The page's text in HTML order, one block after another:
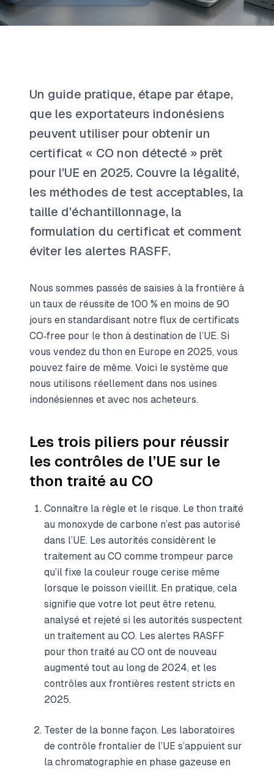
Un guide pratique, étape par étape,
que les exportateurs indonésiens
peuvent utiliser pour obtenir un
certificat « CO non détecté » prêt
pour l’UE en 2025. Couvre la légalité,
les méthodes de test acceptables, la
taille d’échantillonnage, la
formulation du certificat et comment
éviter les alertes RASFF.
Nous sommes passés de saisies à la frontière à
un taux de réussite de 100 % en moins de 90
jours en standardisant notre flux de certificats
CO‑free pour le thon à destination de l’UE. Si
vous vendez du thon en Europe en 2025, vous
pouvez faire de même. Voici le système que
nous utilisons réellement dans nos usines
indonésiennes et avec nos acheteurs.
Les trois piliers pour réussir
les contrôles de l’UE sur le
thon traité au CO
Connaître la règle et le risque. Le thon traité
au monoxyde de carbone n’est pas autorisé
dans l’UE. Les autorités considèrent le
traitement au CO comme trompeur parce
qu’il fixe la couleur rouge cerise même
lorsque le poisson vieillit. En pratique, cela
signifie que votre lot peut être retenu,
analysé et rejeté si les autorités suspectent
un traitement au CO. Les alertes RASFF
pour thon traité au CO ont de nouveau
augmenté tout au long de 2024, et les
contrôles aux frontières restent stricts en
2025.
Tester de la bonne façon. Les laboratoires
de contrôle frontalier de l’UE s’appuient sur
la chromatographie en phase gazeuse en